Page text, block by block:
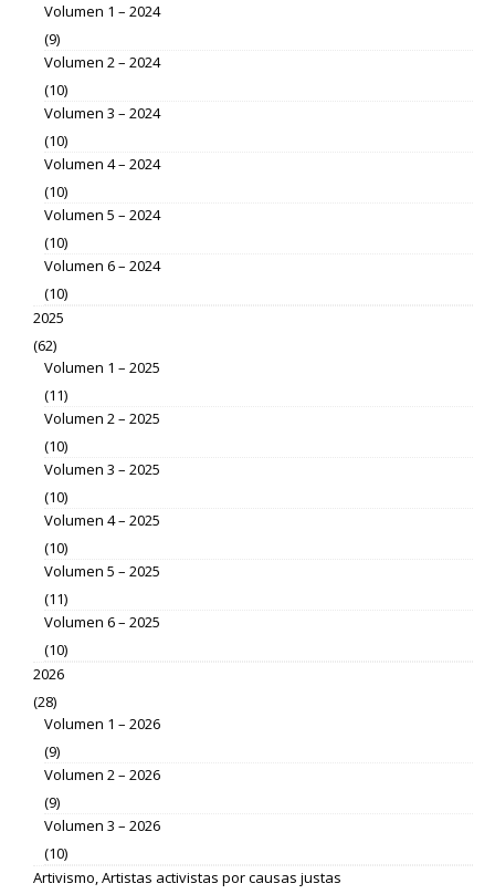
Volumen 1 – 2024
(9)
Volumen 2 – 2024
(10)
Volumen 3 – 2024
(10)
Volumen 4 – 2024
(10)
Volumen 5 – 2024
(10)
Volumen 6 – 2024
(10)
2025
(62)
Volumen 1 – 2025
(11)
Volumen 2 – 2025
(10)
Volumen 3 – 2025
(10)
Volumen 4 – 2025
(10)
Volumen 5 – 2025
(11)
Volumen 6 – 2025
(10)
2026
(28)
Volumen 1 – 2026
(9)
Volumen 2 – 2026
(9)
Volumen 3 – 2026
(10)
Artivismo, Artistas activistas por causas justas